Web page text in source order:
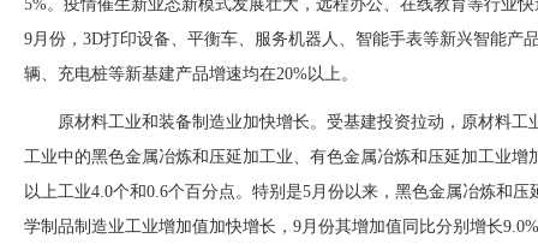
5%。疫情催生新业态新模式发展壮大，远程办公、在线教育等行业
9月份，3D打印设备、平衡车、服务机器人、智能手表等新兴智能产
辆、充电桩等新基建产品增速均在20%以上。
原材料工业和装备制造业加快增长。受基建投资拉动，原材料
工业中的黑色金属冶炼和压延加工业、有色金属冶炼和压延加工业增
以上工业4.0个和0.6个百分点。特别是5月份以来，黑色金属冶炼和
学制品制造业工业增加值加快增长，9月份其增加值同比分别增长